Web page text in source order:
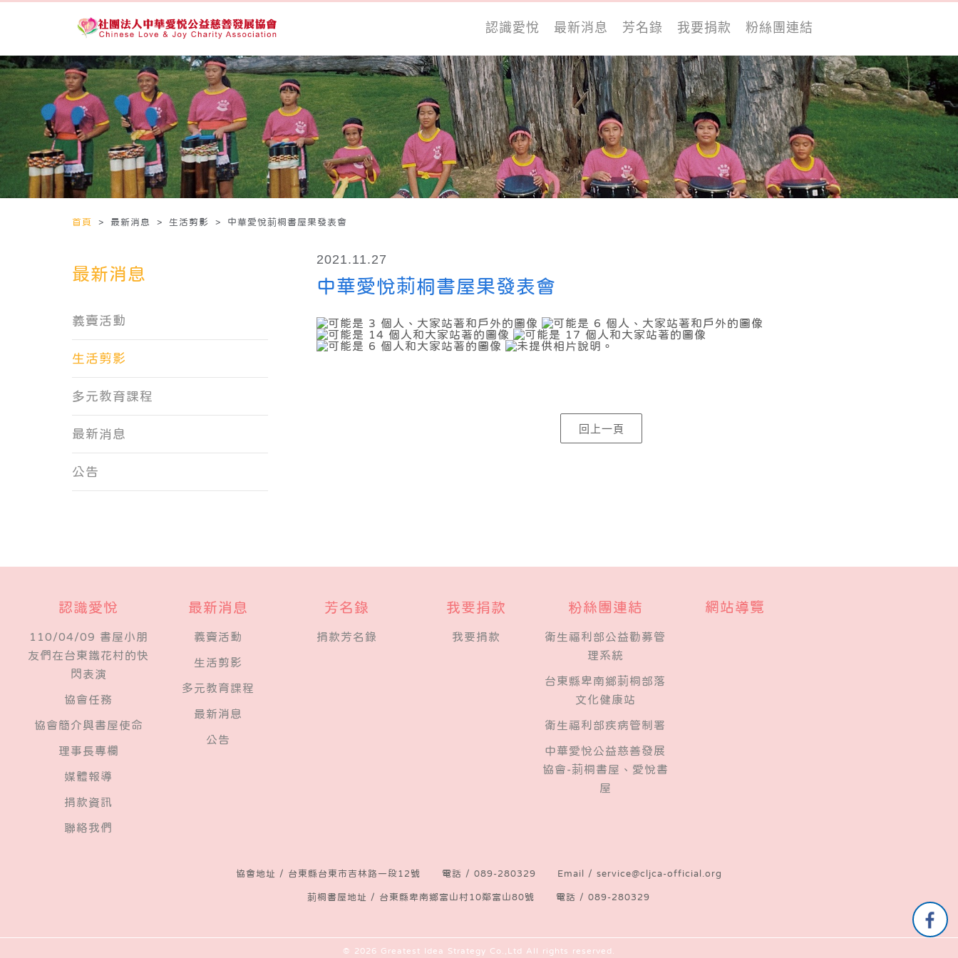
認識愛悅 最新消息 芳名錄 我要捐款 粉絲團連結
首頁 > 最新消息 > 生活剪影 > 中華愛悅莿桐書屋果發表會
最新消息
義賣活動
生活剪影
多元教育課程
最新消息
公告
2021.11.27
中華愛悅莿桐書屋果發表會
認識愛悅
110/04/09 書屋小朋
友們在台東鐵花村的快
閃表演
​協會任務
協會簡介與書屋使命
理事長專欄
媒體報導
捐款資訊
聯絡我們
最新消息
義賣活動
生活剪影
多元教育課程
最新消息
公告
芳名錄
捐款芳名錄
我要捐款
我要捐款
粉絲團連結
衛生福利部公益勸募管
理系統
台東縣卑南鄉莿桐部落
文化健康站
衛生福利部疾病管制署
中華愛悅公益慈善發展
協會-莿桐書屋、愛悅書
屋
網站導覽
協會地址 / 台東縣台東市吉林路一段12號 電話 / 089-280329 Email / service@cljca-official.org
莿桐書屋地址 / 台東縣卑南鄉富山村10鄰富山80號 電話 /089-280329
© 2026 Greatest Idea Strategy Co.,Ltd All rights reserved.